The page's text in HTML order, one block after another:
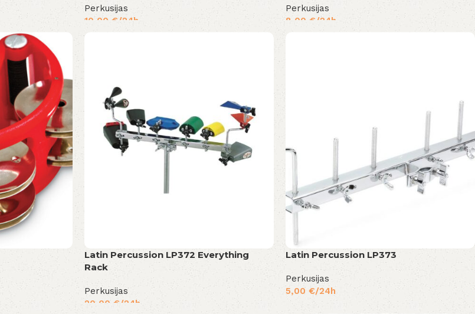
Perkusijas
10,00 € /24h
Perkusijas
8,00 € /24h
Latin Percussion LP372 Everything
Rack
Perkusijas
20,00 € /24h
Latin Percussion LP373
Perkusijas
5,00 €/24h